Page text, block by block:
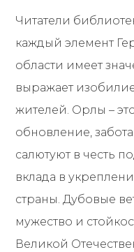
Читатели
каждый элемент
области имеет
выражает
жителей. Орлы –
обновление,
салютуют в честь
вклада в
страны. Дубовые
мужество и
Великой